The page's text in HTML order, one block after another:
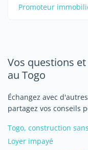
Promoteur
Vos questions
au Togo
Échangez avec
partagez vos conseils
Togo, construction
Loyer impayé